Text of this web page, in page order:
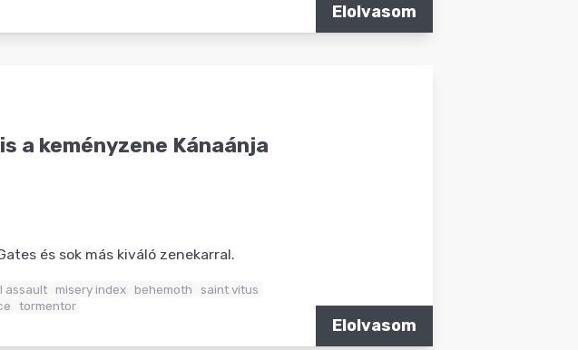
Elolvasom
a keményzene Kánaánja
és sok más kiváló zenekarral.
assault misery index behemoth
saint vitus
tormentor
Elolvasom